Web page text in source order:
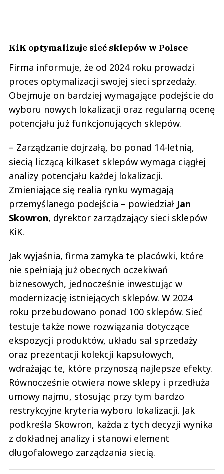
KiK optymalizuje sieć sklepów w Polsce
Firma informuje, że od 2024 roku prowadzi
proces optymalizacji swojej sieci sprzedaży.
Obejmuje on bardziej wymagające podejście do
wyboru nowych lokalizacji oraz regularną ocenę
potencjału już funkcjonujących sklepów.
– Zarządzanie dojrzałą, bo ponad 14-letnią,
siecią liczącą kilkaset sklepów wymaga ciągłej
analizy potencjału każdej lokalizacji.
Zmieniające się realia rynku wymagają
przemyślanego podejścia – powiedział Jan
Skowron, dyrektor zarządzający sieci sklepów
KiK.
Jak wyjaśnia, firma zamyka te placówki, które
nie spełniają już obecnych oczekiwań
biznesowych, jednocześnie inwestując w
modernizację istniejących sklepów. W 2024
roku przebudowano ponad 100 sklepów. Sieć
testuje także nowe rozwiązania dotyczące
ekspozycji produktów, układu sal sprzedaży
oraz prezentacji kolekcji kapsułowych,
wdrażając te, które przynoszą najlepsze efekty.
Równocześnie otwiera nowe sklepy i przedłuża
umowy najmu, stosując przy tym bardzo
restrykcyjne kryteria wyboru lokalizacji. Jak
podkreśla Skowron, każda z tych decyzji wynika
z dokładnej analizy i stanowi element
długofalowego zarządzania siecią.